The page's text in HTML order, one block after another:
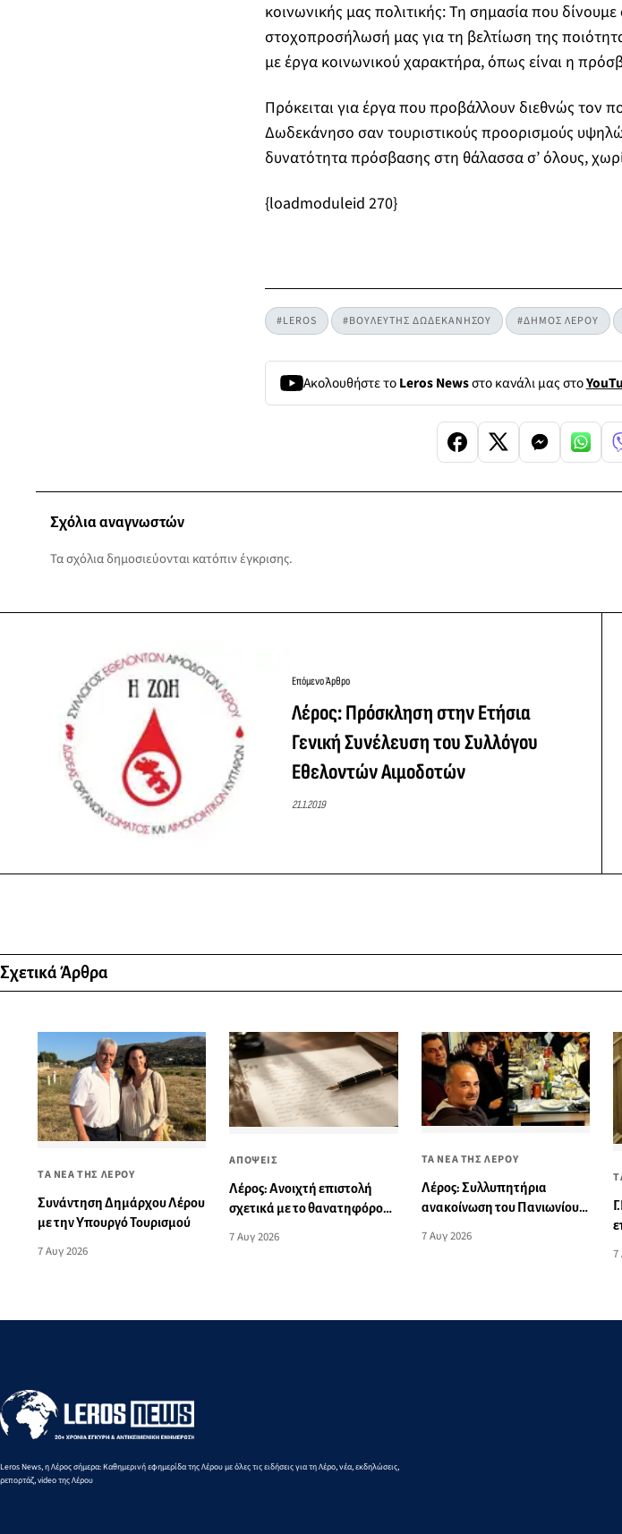
κοινωνικής μας πολιτικής: Τη σημασία που
στοχοπροσήλωσή μας για τη βελτίωση της
με έργα κοινωνικού χαρακτήρα, όπως είναι η
Πρόκειται για έργα που προβάλλουν διεθνώς τον
Δωδεκάνησο σαν τουριστικούς προορισμούς
δυνατότητα πρόσβασης στη θάλασσα σ’ όλους,
{loadmoduleid 270}
#LEROS #ΒΟΥΛΕΥΤΗΣ ΔΩΔΕΚΑΝΗΣΟΥ #ΔΗΜΟΣ ΛΕΡΟΥ
Ακολουθήστε τοLeros Newsστο κανάλι μας στο
Σχόλια αναγνωστών
Τα σχόλια δημοσιεύονται κατόπιν έγκρισης.
Επόμενο Άρθρο
Λέρος: Πρόσκληση στην Ετήσια
Γενική Συνέλευση του Συλλόγου
Εθελοντών Αιμοδοτών
21.1.2019
Σχετικά Άρθρα
ΤΑ ΝΕΑ ΤΗΣ ΛΕΡΟΥ
Συνάντηση Δημάρχου Λέρου
με την Υπουργό Τουρισμού
7 Αυγ 2026
ΑΠΟΨΕΙΣ
Λέρος: Ανοιχτή επιστολή
σχετικά με το θανατηφόρο
νήμα μπορούμε και πρέπει
7 Αυγ 2026
ΤΑ ΝΕΑ ΤΗΣ ΛΕΡΟΥ
Λέρος: Συλλυπητήρια
ανακοίνωση του Πανιωνίου
Δημήτρη Καρατσώρη
7 Αυγ 2026
7
Leros News, η Λέρος σήμερα: Καθημερινή εφημερίδα της Λέρου με όλες τις ειδήσεις για τη Λέρο, νέα, εκδηλώσεις,
ρεπορτάζ, video της Λέρου